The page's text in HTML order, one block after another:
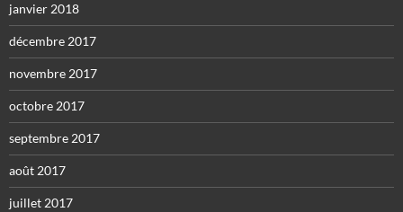
janvier 2018
décembre 2017
novembre 2017
octobre 2017
septembre 2017
août 2017
juillet 2017